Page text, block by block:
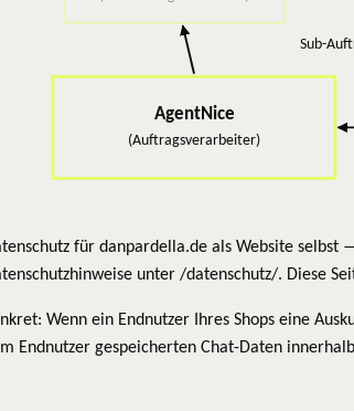
AgentNice
(Auftragsverarbeiter)
Sub-
für danpardella.de als Website
unter /datenschutz/. Diese
Wenn ein Endnutzer Ihres Shops eine
Endnutzer gespeicherten Chat-Daten